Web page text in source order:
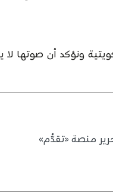
ونؤكد أن صوتها
منصة «تقدُّم»